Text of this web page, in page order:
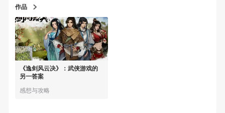
作品
《逸剑风云决》：武侠游戏的
另一答案
感想与攻略